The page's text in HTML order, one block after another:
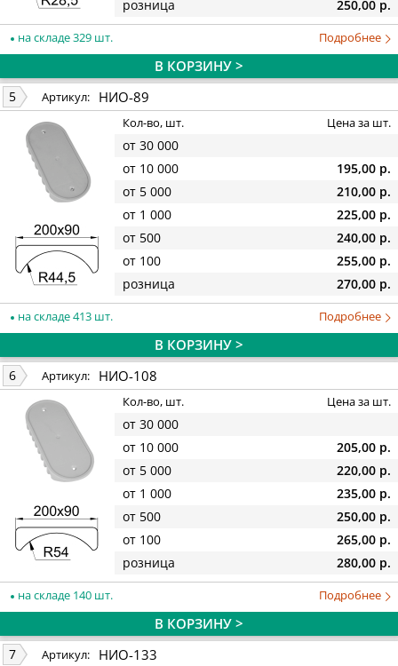
розница
250,00 р.
на складе 329 шт. Подробнее
В КОРЗИНУ >
5 Артикул: НИО-89
Кол-во, шт. Цена за шт.
от 30 000
от 10 000
195,00 р.
от 5 000
210,00 р.
от 1 000
225,00 р.
от 500
240,00 р.
от 100
255,00 р.
розница
270,00 р.
на складе 413 шт. Подробнее
В КОРЗИНУ >
6 Артикул: НИО-108
Кол-во, шт. Цена за шт.
от 30 000
от 10 000
205,00 р.
от 5 000
220,00 р.
от 1 000
235,00 р.
от 500
250,00 р.
от 100
265,00 р.
розница
280,00 р.
на складе 140 шт. Подробнее
В КОРЗИНУ >
7 Артикул: НИО-133